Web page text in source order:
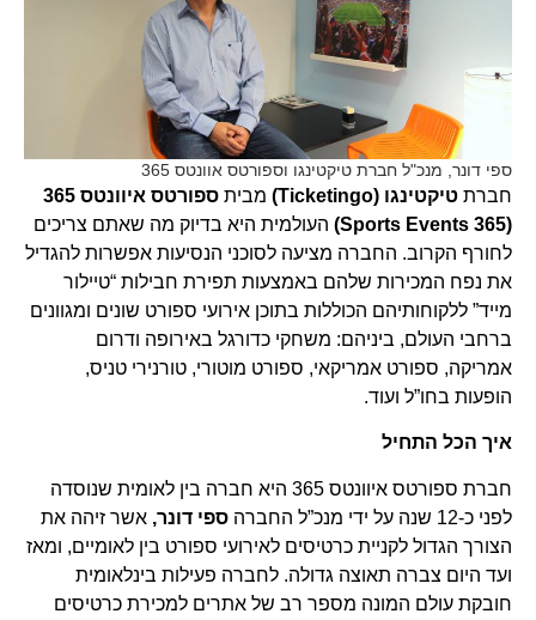
ספי דונר, מנכ"ל חברת טיקטינגו וספורטס אוונטס 365
חברתטיקטינגו(Ticketingo) מביתספורטס איוונטס 365
העולמית היא בדיוק מה שאתם צריכים
לחורף הקרוב. החברה מציעה לסוכני הנסיעות אפשרות להגדיל
את נפח המכירות שלהם באמצעות תפירת חבילות “טיילור
מייד” ללקוחותיהם הכוללות בתוכן אירועי ספורט שונים ומגוונים
ברחבי העולם, ביניהם: משחקי כדורגל באירופה ודרום
אמריקה, ספורט אמריקאי, ספורט מוטורי, טורנירי טניס,
הופעות בחו”ל ועוד.
איך הכל התחיל
חברת ספורטס איוונטס 365 היא חברה בין לאומית שנוסדה
לפני כ-12 שנה על ידי מנכ”ל החברה
ספי דונר,אשר זיהה את
הצורך הגדול לקניית כרטיסים לאירועי ספורט בין לאומיים, ומאז
ועד היום צברה תאוצה גדולה. לחברה פעילות בינלאומית
חובקת עולם המונה מספר רב של אתרים למכירת כרטיסים